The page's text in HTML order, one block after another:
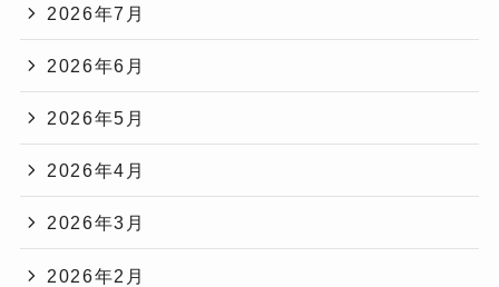
2026年7月
2026年6月
2026年5月
2026年4月
2026年3月
2026年2月